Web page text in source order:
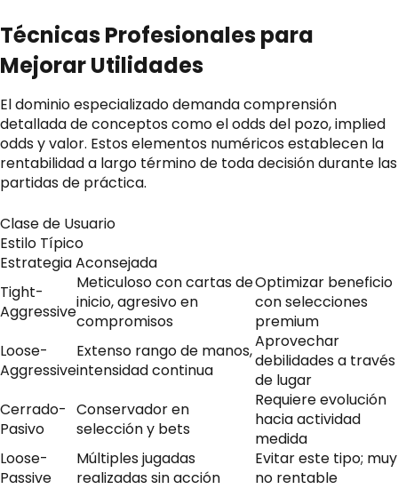
Técnicas Profesionales para
Mejorar Utilidades
El dominio especializado demanda comprensión
detallada de conceptos como el odds del pozo, implied
odds y valor. Estos elementos numéricos establecen la
rentabilidad a largo término de toda decisión durante las
partidas de práctica.
Clase de Usuario
Estilo Típico
Estrategia Aconsejada
Tight-
Aggressive
Meticuloso con cartas de
inicio, agresivo en
compromisos
Optimizar beneficio
con selecciones
premium
Loose-
Aggressive
Extenso rango de manos,
intensidad continua
Aprovechar
debilidades a través
de lugar
Cerrado-
Pasivo
Conservador en
selección y bets
Requiere evolución
hacia actividad
medida
Loose-
Passive
Múltiples jugadas
realizadas sin acción
Evitar este tipo; muy
no rentable